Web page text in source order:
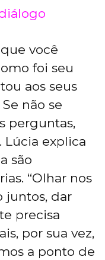
você
foi seu
aos seus
não se
perguntas,
Lúcia explica
são
“Olhar nos
juntos, dar
precisa
por sua vez,
a ponto de